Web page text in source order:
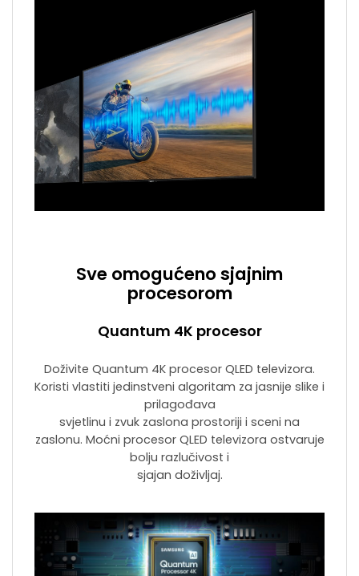
Sve omogućeno sjajnim
procesorom
Quantum 4K procesor
Doživite Quantum 4K procesor QLED televizora.
Koristi vlastiti jedinstveni algoritam za jasnije slike i
prilagođava
svjetlinu i zvuk zaslona prostoriji i sceni na
zaslonu. Moćni procesor QLED televizora ostvaruje
bolju razlučivost i
sjajan doživljaj.